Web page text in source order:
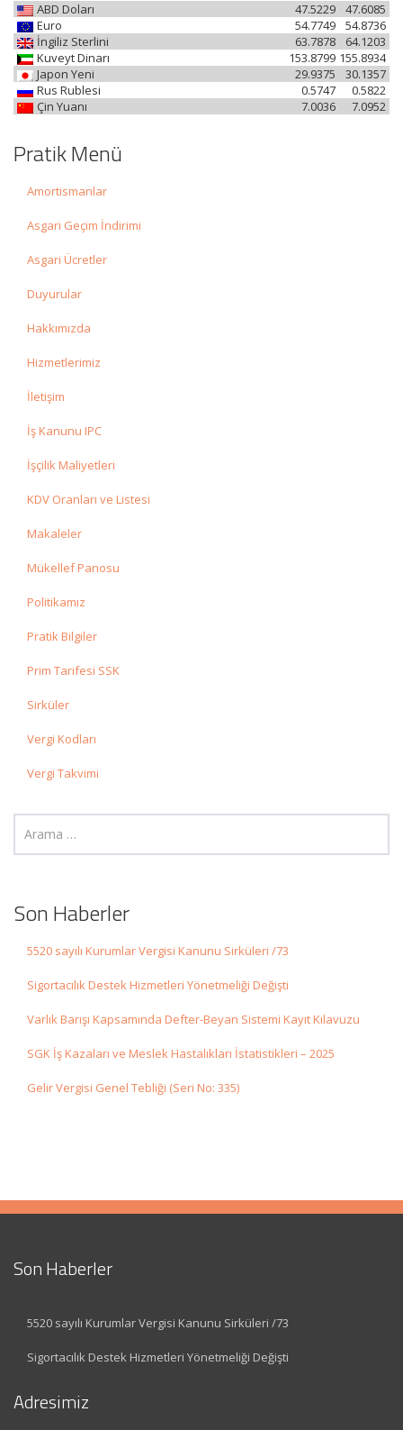
ABD Doları 47.6085
47.5229
Euro
54.8736
54.7749
İngiliz Sterlini
64.1203
63.7878
Kuveyt Dinarı
155.8934
153.8799
Japon Yeni
30.1357
29.9375
Rus Rublesi
0.5822
0.5747
Çin Yuanı
7.0952
7.0036
Pratik Menü
Amortismanlar
Asgari Geçim İndirimi
Asgari Ücretler
Duyurular
Hakkımızda
Hizmetlerimiz
İletişim
İş Kanunu IPC
İşçilik Maliyetleri
KDV Oranları ve Listesi
Makaleler
Mükellef Panosu
Politikamız
Pratik Bilgiler
Prim Tarifesi SSK
Sirküler
Vergi Kodları
Vergi Takvimi
Son Haberler
5520 sayılı Kurumlar Vergisi Kanunu Sirküleri /73
Sigortacılık Destek Hizmetleri Yönetmeliği Değişti
Varlık Barışı Kapsamında Defter-Beyan Sistemi Kayıt Kılavuzu
SGK İş Kazaları ve Meslek Hastalıkları İstatistikleri – 2025
Gelir Vergisi Genel Tebliği (Seri No: 335)
Son Haberler
5520 sayılı Kurumlar Vergisi Kanunu Sirküleri /73
Sigortacılık Destek Hizmetleri Yönetmeliği Değişti
Adresimiz